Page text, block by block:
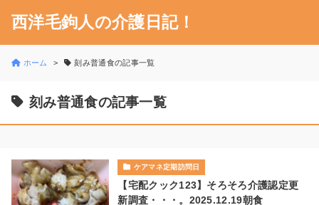
西洋毛鉤人の介護日記！
ホーム 刻み普通食の記事一覧
刻み普通食の記事一覧
ケアマネ定期訪問日
【宅配クック123】そろそろ介護認定更
新調査・・・。2025.12.19朝食